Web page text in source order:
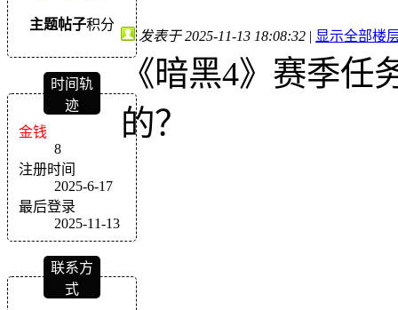
主题帖子积分
时间轨
迹
金钱
8
注册时间
2025-6-17
最后登录
2025-11-13
联系方
式
发表于 2025-11-13 18:08:32 | 显示全部楼
《暗黑4》赛季任
的？